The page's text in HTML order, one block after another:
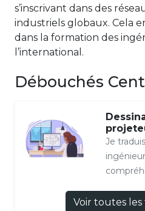
s’inscrivant dans des
industriels globaux. Cela
dans la formation des
l’international.
Débouchés
Je
Voir toutes